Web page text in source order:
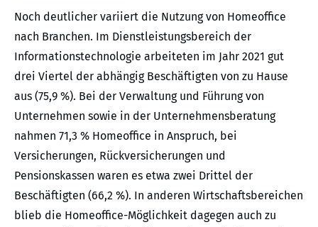
Noch deutlicher variiert die Nutzung von Homeoffice
nach Branchen. Im Dienstleistungsbereich der
Informationstechnologie arbeiteten im Jahr 2021 gut
drei Viertel der abhängig Beschäftigten von zu Hause
aus (75,9 %). Bei der Verwaltung und Führung von
Unternehmen sowie in der Unternehmensberatung
nahmen 71,3 % Homeoffice in Anspruch, bei
Versicherungen, Rückversicherungen und
Pensionskassen waren es etwa zwei Drittel der
Beschäftigten (66,2 %). In anderen Wirtschaftsbereichen
blieb die Homeoffice-Möglichkeit dagegen auch zu